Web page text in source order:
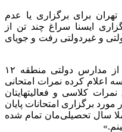
برای برگزاری یا عدم
ایسنا سراغ چند تن از
و غیردولتی رفت و جویای
“علی” دانش‌آموزان پایه هفتم یکی از مدارس دولتی منطقه ۱۲
اعلام کرده نمرات امتحانی
کلاسی و فعالیتهایتان
برگزاری امتحانات پایان
سال تحصیلی‌مان تمام شده